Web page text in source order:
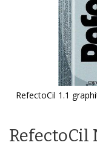
RefectoCil 1.1
der
Bildgalerie
RefectoCil